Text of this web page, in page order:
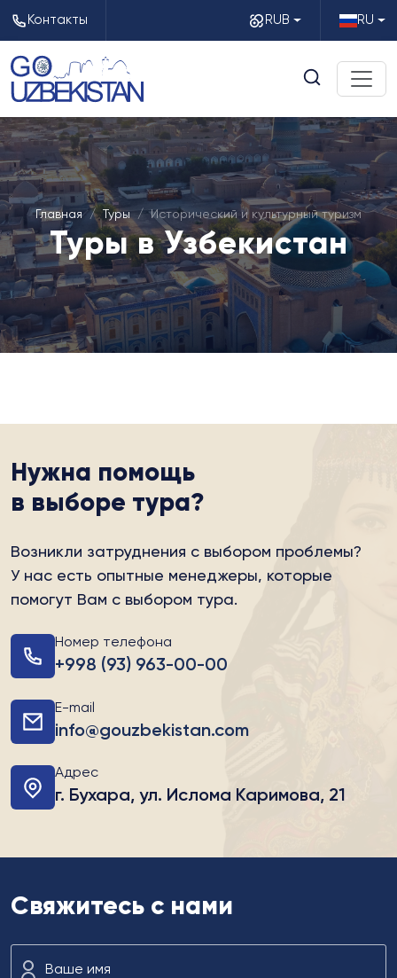
Контакты RUB RU
Главная Туры Исторический и культурный туризм
Туры в Узбекистан
Нужна помощь
в выборе тура?
Возникли затруднения с выбором проблемы?
У нас есть опытные менеджеры, которые
помогут Вам с выбором тура.
Номер телефона
+998 (93) 963-00-00
E-mail
info@gouzbekistan.com
Адрес
г. Бухара, ул. Ислома Каримова, 21
Свяжитесь с нами
Ваше имя